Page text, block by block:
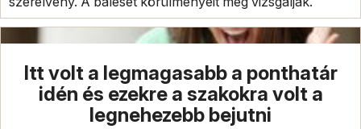
Itt volt a legmagasabb a ponthatár
idén és ezekre a szakokra volt a
legnehezebb bejutni